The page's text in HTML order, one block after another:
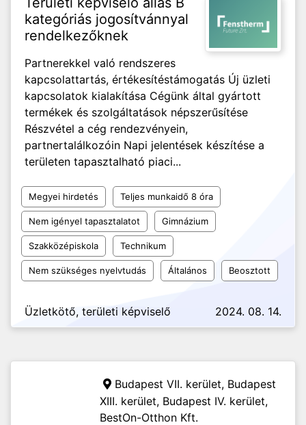
kategóriás jogosítvánnyal
rendelkezőknek
Partnerekkel való rendszeres
kapcsolattartás, értékesítéstámogatás Új üzleti
kapcsolatok kialakítása Cégünk által gyártott
termékek és szolgáltatások népszerűsítése
Részvétel a cég rendezvényein,
partnertalálkozóin Napi jelentések készítése a
területen tapasztalható piaci...
Megyei hirdetés Teljes munkaidő 8 óra
Nem igényel tapasztalatot Gimnázium
Szakközépiskola Technikum
Nem szükséges nyelvtudás Általános Beosztott
Üzletkötő, területi képviselő 2024. 08. 14.
Budapest VII. kerület, Budapest
XIII. kerület, Budapest IV. kerület,
BestOn-Otthon Kft.